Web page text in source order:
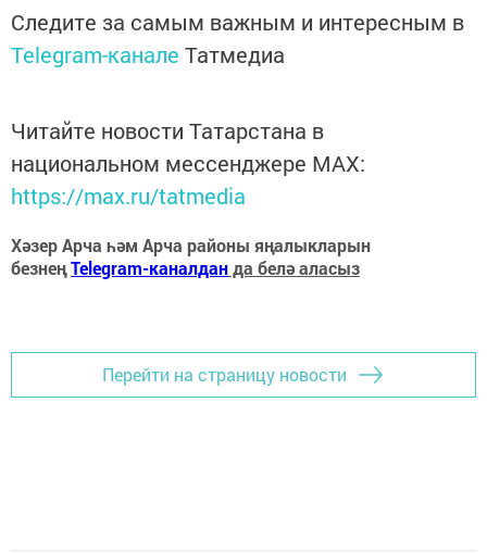
Следите за самым важным и интересным в
Telegram-канале Татмедиа
Читайте новости Татарстана в
национальном мессенджере MАХ:
https://max.ru/tatmedia
Хәзер Арча һәм Арча районы яңалыкларын
безнеңTelegram-каналданда белә аласыз
Перейти на страницу новости